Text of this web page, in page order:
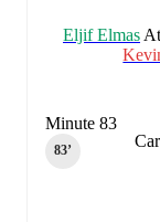
Eljif Elmas
Minute 83
83‎’‎